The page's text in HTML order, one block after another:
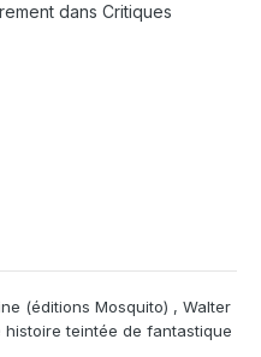
dans Critiques
(éditions Mosquito) , Walter
teintée de fantastique